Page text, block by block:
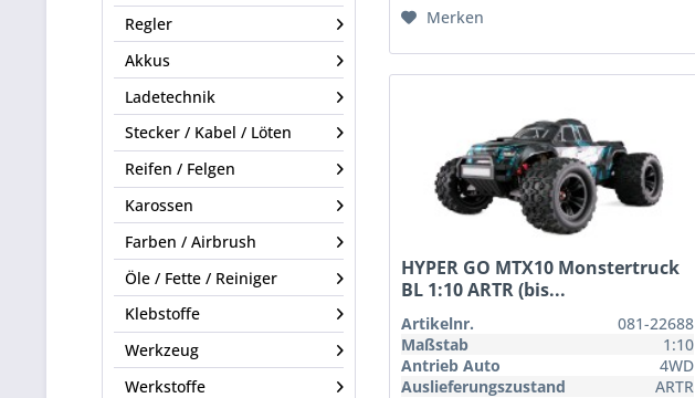
Regler
Akkus
Ladetechnik
Stecker / Kabel / Löten
Reifen / Felgen
Karossen
Farben / Airbrush
Öle / Fette / Reiniger
Klebstoffe
Werkzeug
Werkstoffe
Merken
HYPER GO MTX10 Monstertruck
BL 1:10 ARTR (bis...
Artikelnr.
081-22688
Maßstab
1:10
Antrieb Auto
4WD
Auslieferungszustand
ARTR